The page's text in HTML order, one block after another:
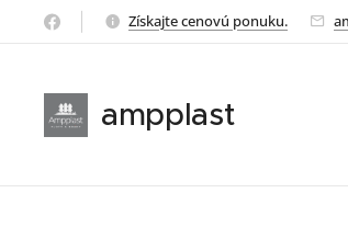
Získajte cenovú ponuku.
ampplast